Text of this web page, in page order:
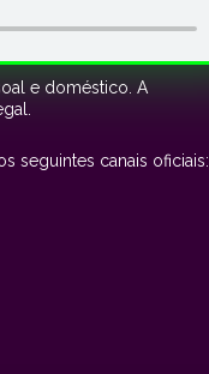
e doméstico. A
seguintes canais oficiais: